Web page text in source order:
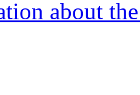
about